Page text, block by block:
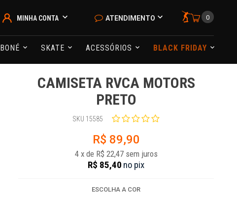
MINHA CONTA ATENDIMENTO 0
BONÉ SKATE ACESSÓRIOS BLACK FRIDAY
CAMISETA RVCA MOTORS
PRETO
SKU 15585
R$ 89,90
4 x de R$ 22,47 sem juros
R$ 85,40 no pix
ESCOLHA A COR